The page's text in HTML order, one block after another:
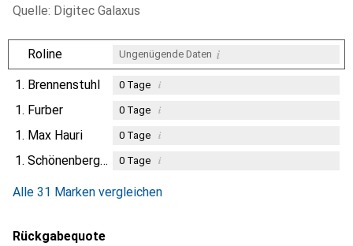
Quelle: Digitec Galaxus
Roline Ungenügende Daten i
1. Brennenstuhl 0Tage i
1. Furber 0Tage i
1. Max Hauri 0Tage i
1. Schönenberger 0Tage i
Alle 31 Marken vergleichen
Rückgabequote